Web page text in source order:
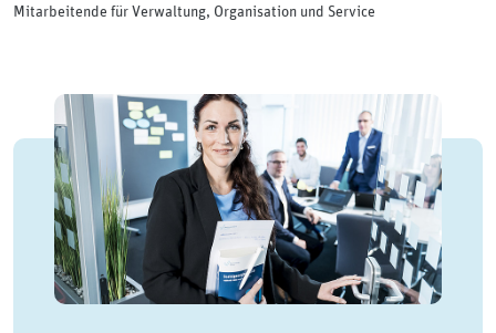
Mitarbeitende für Verwaltung, Organisation und Service